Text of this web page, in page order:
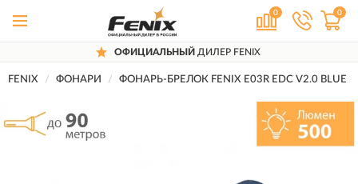
0 0
ОФИЦИАЛЬНЫЙ ДИЛЕР FENIX
FENIX ФОНАРИ ФОНАРЬ-БРЕЛОК FENIX E03R EDC V2.0 BLUE